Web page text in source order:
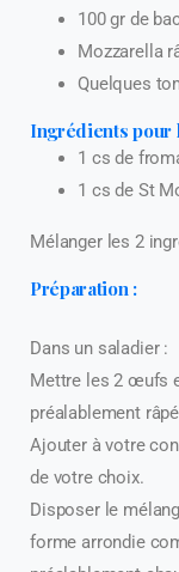
100 gr de
Mozzarella
Quelques
Ingrédients pour
1 cs de
1 cs de St
Mélanger les 2
Préparation :
Dans un saladier :
Mettre les 2 œufs
préalablement
Ajouter à votre
de votre choix.
Disposer le
forme arrondie